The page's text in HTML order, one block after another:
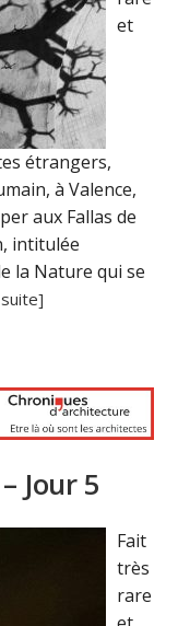
et
étrangers,
à Valence,
aux Fallas de
intitulée
la Nature qui se
Jour 5
Fait
très
rare